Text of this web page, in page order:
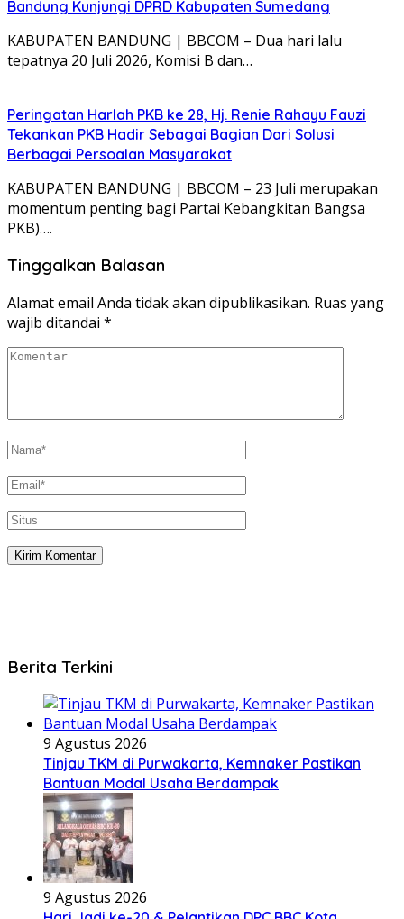
Bandung Kunjungi DPRD Kabupaten Sumedang
KABUPATEN BANDUNG | BBCOM – Dua hari lalu
tepatnya 20 Juli 2026, Komisi B dan…
Peringatan Harlah PKB ke 28, Hj. Renie Rahayu Fauzi
Tekankan PKB Hadir Sebagai Bagian Dari Solusi
Berbagai Persoalan Masyarakat
KABUPATEN BANDUNG | BBCOM – 23 Juli merupakan
momentum penting bagi Partai Kebangkitan Bangsa
PKB)….
Tinggalkan Balasan
Alamat email Anda tidak akan dipublikasikan. Ruas yang
wajib ditandai *
Berita Terkini
9 Agustus 2026
Tinjau TKM di Purwakarta, Kemnaker Pastikan
Bantuan Modal Usaha Berdampak
9 Agustus 2026